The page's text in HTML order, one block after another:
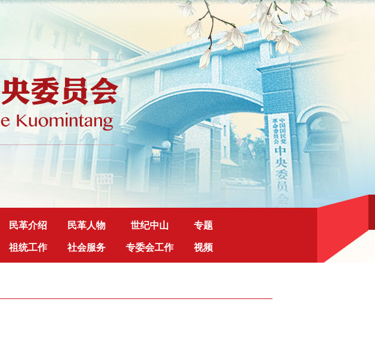
民革介绍 民革人物 世纪中山 专题
祖统工作 社会服务 专委会工作 视频